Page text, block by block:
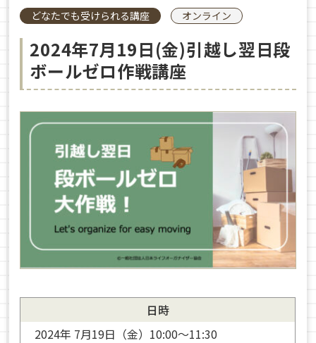
どなたでも受けられる講座 オンライン
2024年7月19日(金)引越し翌日段
ボールゼロ作戦講座
日時
2024年 7月19日（金）10:00～11:30